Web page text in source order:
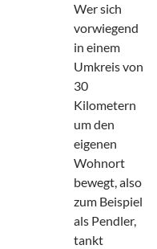
Wer sich
vorwiegend
in einem
Umkreis von
30
Kilometern
um den
eigenen
Wohnort
bewegt, also
zum Beispiel
als Pendler,
tankt